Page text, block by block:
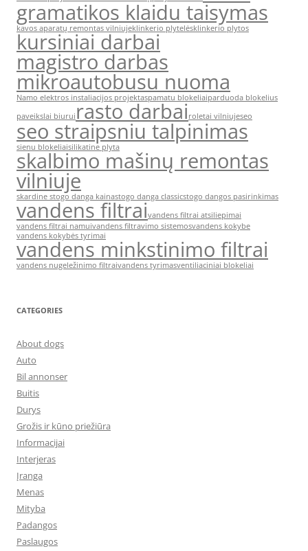
gramatikos klaidu taisymas
kavos aparatų remontas vilniujeklinkerio plytelėsklinkerio plytos
kursiniai darbai
magistro darbas
mikroautobusu nuoma
Namo elektros instaliacijos projektaspamatu blokeliaiparduoda blokelius
paveikslai biurui rasto darbai roletai vilniujeseo
seo straipsniu talpinimas
sienu blokeliaisilikatine plyta
skalbimo mašinų remontas
vilniuje
skardine stogo danga kainastogo danga classicstogo dangos pasirinkimas
vandens filtraivandens filtrai atsiliepimai
vandens filtrai namuivandens filtravimo sistemosvandens kokybe
vandens kokybės tyrimai
vandens minkstinimo filtrai
vandens nugeležinimo filtraivandens tyrimasventiliaciniai blokeliai
CATEGORIES
About dogs
Auto
Bil annonser
Buitis
Durys
Grožis ir kūno priežiūra
Informacijai
Interjeras
Įranga
Menas
Mityba
Padangos
Paslaugos